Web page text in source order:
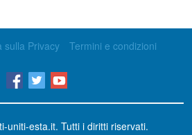
sulla Privacy Termini e condizioni
uniti-esta.it. Tutti i diritti riservati.